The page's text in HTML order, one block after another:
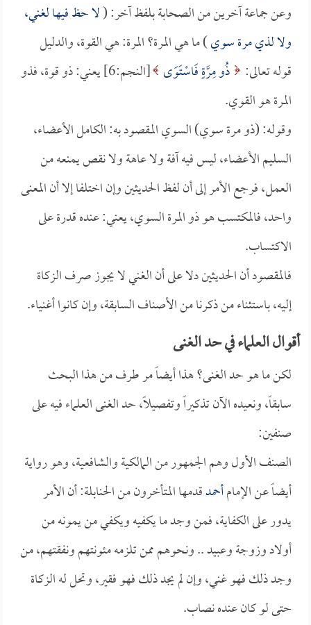
وعن جماعة آخرين من الصحابة بلفظ آخر: (لا حظ فيها لغني،
ولا لذي مرة سوي) ما هي المرة؟ المرة: هي القوة، والدليل
قوله تعالى: ذُو مِرَّةٍ فَاسْتَوَى
[النجم:6] يعني: ذو قوة، فذو
المرة هو القوي.
وقوله: (ذو مرة سوي) السوي المقصود به: الكامل الأعضاء،
السليم الأعضاء، ليس فيه آفة ولا عاهة ولا نقص يمنعه من
العمل، فرجع الأمر إلى أن لفظ الحديثين وإن اختلفا إلا أن المعنى
واحد، فالمكتسب هو ذو المرة السوي، يعني: عنده قدرة على
الاكتساب.
فالمقصود أن الحديثين دلا على أن الغني لا يجوز صرف الزكاة
إليه، باستثناء من ذكرنا من الأصناف السابقة، وإن كانوا أغنياء.
أقوال العلماء في حد الغنى
لكن ما هو حد الغنى؟ هذا أيضاً مر طرف من هذا البحث
سابقاً، ونعيده الآن تذكيراً وتفصيلاً، حد الغنى العلماء فيه على
صنفين:
الصنف الأول وهم الجمهور من المالكية والشافعية، وهو رواية
أيضاً عن الإمامأحمدقدمها المتأخرون من الحنابلة: أن الأمر
يدور على الكفاية، فمن وجد ما يكفيه ويكفي من يمونه من
أولاد وزوجة وعبيد .. ونحوهم ممن تلزمه مئونتهم ونفقتهم، من
وجد ذلك فهو غني، وإن لم يجد ذلك فهو فقير، وتحل له الزكاة
حتى لو كان عنده نصاب.